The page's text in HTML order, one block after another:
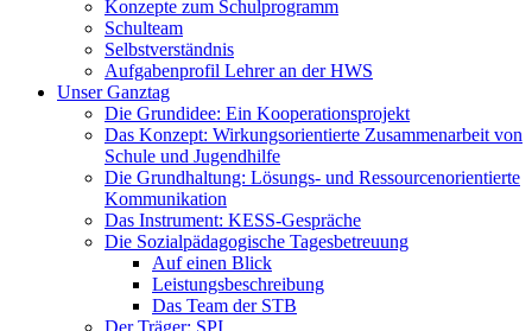
Konzepte zum Schulprogramm
Schulteam
Selbst­ver­ständ­nis
Aufgabenprofil Lehrer an der HWS
Unser Ganztag
Die Grundidee: Ein Kooperationsprojekt
Das Konzept: Wirkungsorientierte Zusammenarbeit von
Schule und Jugendhilfe
Die Grundhaltung: Lösungs- und Ressourcenorientierte
Kommunikation
Das Instrument: KESS-Gespräche
Die Sozialpädagogische Tagesbetreuung
Auf einen Blick
Leistungsbeschreibung
Das Team der STB
Der Träger: SPI